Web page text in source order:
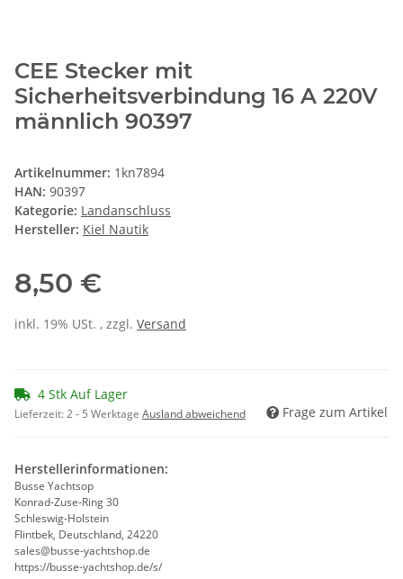
CEE Stecker mit
Sicherheitsverbindung 16 A 220V
männlich 90397
Artikelnummer: 1kn7894
HAN: 90397
Kategorie: Landanschluss
Hersteller: Kiel Nautik
8,50 €
inkl. 19% USt. , zzgl. Versand
4 Stk Auf Lager
Lieferzeit:2 - 5 Werktage Ausland abweichend Frage zum Artikel
Herstellerinformationen:
Busse Yachtsop
Konrad-Zuse-Ring 30
Schleswig-Holstein
Flintbek, Deutschland, 24220
sales@busse-yachtshop.de
https://busse-yachtshop.de/s/